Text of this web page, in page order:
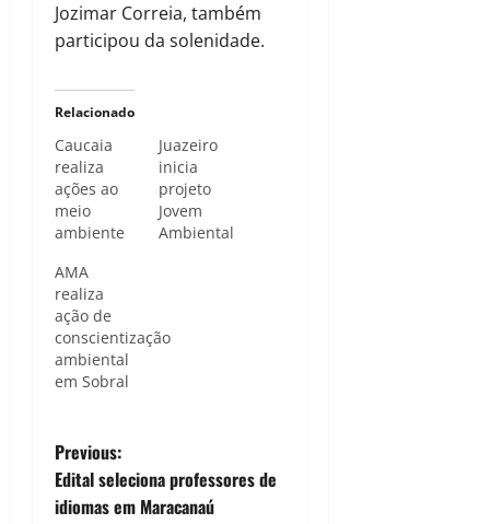
Jozimar Correia, também
participou da solenidade.
Relacionado
Caucaia
realiza
ações ao
meio
ambiente
Juazeiro
inicia
projeto
Jovem
Ambiental
AMA
realiza
ação de
conscientização
ambiental
em Sobral
P
o
Previous:
Edital seleciona professores de
idiomas em Maracanaú